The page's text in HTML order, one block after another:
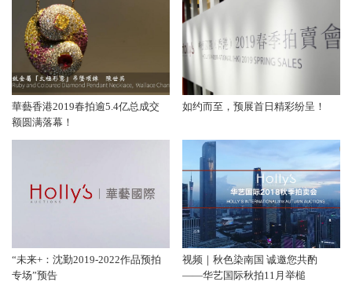
華藝香港2019春拍逾5.4亿总成交
额圆满落幕！
如约而至，预展首日精彩纷呈！
“未来+：沈勤2019-2022作品预拍
专场”预告
视频｜秋色染南国 诚邀您共酌
——华艺国际秋拍11月举槌